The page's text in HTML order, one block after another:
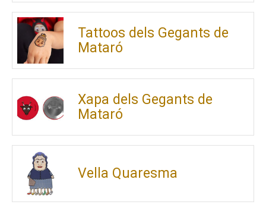
Tattoos dels Gegants de
Mataró
Xapa dels Gegants de
Mataró
Vella Quaresma